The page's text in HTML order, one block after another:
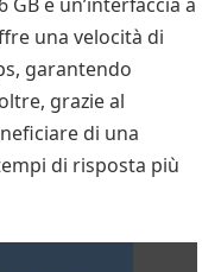
una velocità di
garantendo
grazie al
di una
di risposta più